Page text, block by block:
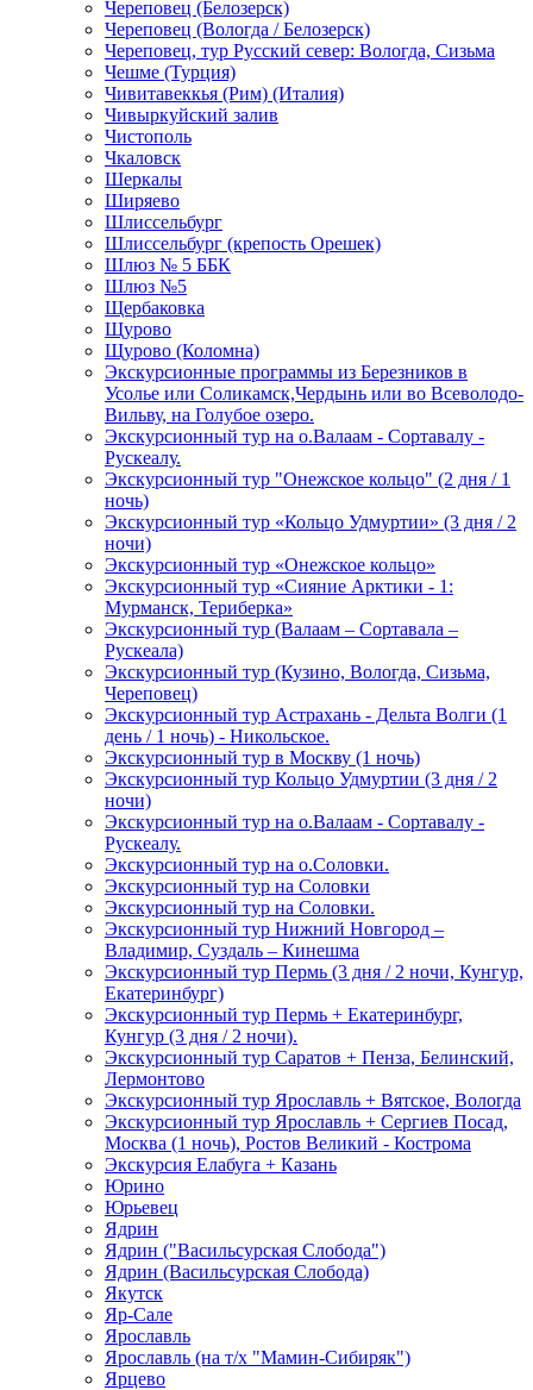
Череповец (Белозерск)
Череповец (Вологда / Белозерск)
Череповец, тур Русский север: Вологда, Сизьма
Чешме (Турция)
Чивитавеккья (Рим) (Италия)
Чивыркуйский залив
Чистополь
Чкаловск
Шеркалы
Ширяево
Шлиссельбург
Шлиссельбург (крепость Орешек)
Шлюз № 5 ББК
Шлюз №5
Щербаковка
Щурово
Щурово (Коломна)
Экскурсионные программы из Березников в
Усолье или Соликамск,Чердынь или во Всеволодо-
Вильву, на Голубое озеро.
Экскурсионный тур на о.Валаам - Сортавалу -
Рускеалу.
Экскурсионный тур "Онежское кольцо" (2 дня / 1
ночь)
Экскурсионный тур «Кольцо Удмуртии» (3 дня / 2
ночи)
Экскурсионный тур «Онежское кольцо»
Экскурсионный тур «Сияние Арктики - 1:
Мурманск, Териберка»
Экскурсионный тур (Валаам – Сортавала –
Рускеала)
Экскурсионный тур (Кузино, Вологда, Сизьма,
Череповец)
Экскурсионный тур Астрахань - Дельта Волги (1
день / 1 ночь) - Никольское.
Экскурсионный тур в Москву (1 ночь)
Экскурсионный тур Кольцо Удмуртии (3 дня / 2
ночи)
Экскурсионный тур на о.Валаам - Сортавалу -
Рускеалу.
Экскурсионный тур на о.Соловки.
Экскурсионный тур на Соловки
Экскурсионный тур на Соловки.
Экскурсионный тур Нижний Новгород –
Владимир, Суздаль – Кинешма
Экскурсионный тур Пермь (3 дня / 2 ночи, Кунгур,
Екатеринбург)
Экскурсионный тур Пермь + Екатеринбург,
Кунгур (3 дня / 2 ночи).
Экскурсионный тур Саратов + Пенза, Белинский,
Лермонтово
Экскурсионный тур Ярославль + Вятское, Вологда
Экскурсионный тур Ярославль + Сергиев Посад,
Москва (1 ночь), Ростов Великий - Кострома
Экскурсия Елабуга + Казань
Юрино
Юрьевец
Ядрин
Ядрин ("Васильсурская Слобода")
Ядрин (Васильсурская Слобода)
Якутск
Яр-Сале
Ярославль
Ярославль (на т/х "Мамин-Сибиряк")
Ярцево